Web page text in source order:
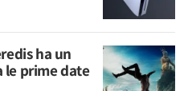
ha un
le prime date